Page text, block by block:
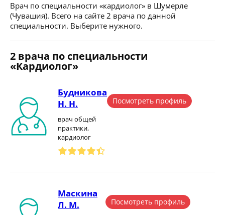
Врач по специальности «кардиолог» в Шумерле
(Чувашия). Всего на сайте 2 врача по данной
специальности. Выберите нужного.
2 врача по специальности
«Кардиолог»
Будникова
Н. Н.
врач общей
практики,
кардиолог
Посмотреть профиль
Маскина
Л. М.
Посмотреть профиль